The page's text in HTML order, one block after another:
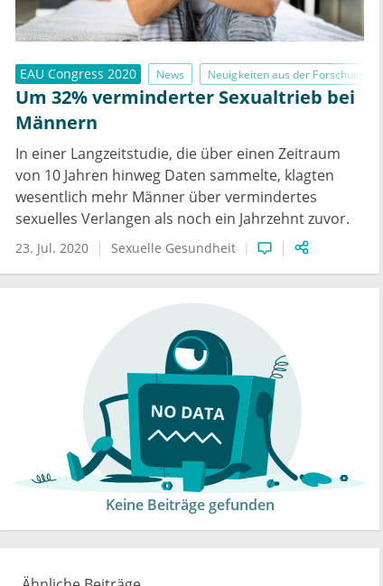
EAU Congress 2020 News Neuigkeiten aus der Forschung
Um 32% verminderter Sexualtrieb bei
Männern
In einer Langzeitstudie, die über einen Zeitraum
von 10 Jahren hinweg Daten sammelte, klagten
wesentlich mehr Männer über vermindertes
sexuelles Verlangen als noch ein Jahrzehnt zuvor.
23. Jul. 2020 Sexuelle Gesundheit
Keine Beiträge gefunden